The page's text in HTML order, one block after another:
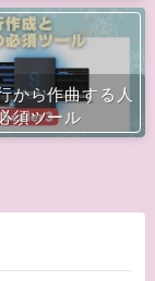
から作曲する人
須ツール